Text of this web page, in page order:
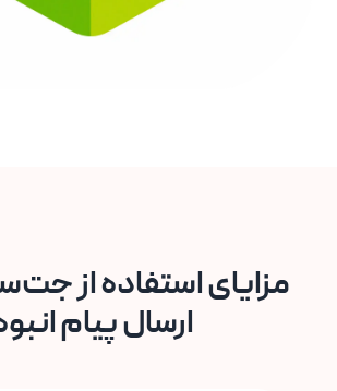
مزایای استفاده از
ارسال پیام